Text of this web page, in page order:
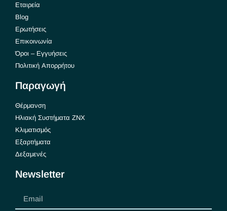
Εταιρεία
Blog
Ερωτήσεις
Επικοινωνία
Όροι – Εγγυήσεις
Πολιτική Απορρήτου
Παραγωγή
Θέρμανση
Ηλιακή Συστήματα ΖΝΧ
Κλιματισμός
Εξαρτήματα
Δεξαμενές
Newsletter